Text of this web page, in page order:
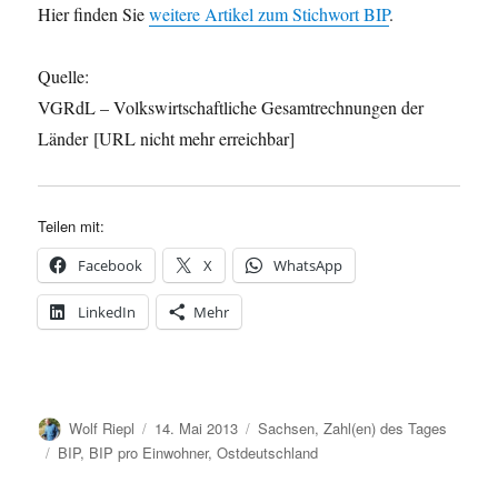
Hier finden Sieweitere Artikel zum Stichwort BIP.
Quelle:
VGRdL – Volkswirtschaftliche Gesamtrechnungen der
Länder [URL nicht mehr erreichbar]
Teilen mit:
Facebook X WhatsApp
LinkedIn Mehr
Autor
Wolf Riepl
Veröffentlicht
am
14. Mai 2013 Kategorien
Sachsen,Zahl(en) des Tages
Schlagwörter
BIP, BIP pro Einwohner,Ostdeutschland